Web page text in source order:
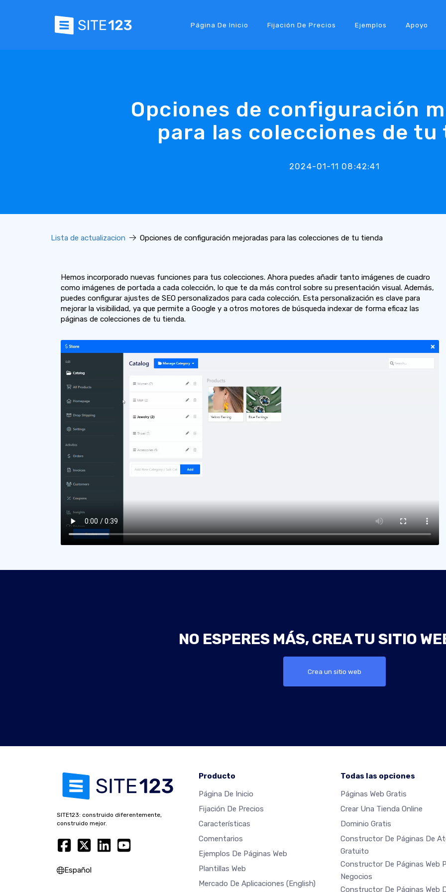
Página De Inicio Fijación De Precios Ejemplos Apoyo
Opciones de configuración
para las colecciones de tu
2024-01-11 08:42:41
Lista de actualizacion Opciones de configuración mejoradas para las colecciones de tu tienda
Hemos incorporado nuevas funciones para tus colecciones. Ahora puedes añadir tanto imágenes de cuadro
como imágenes de portada a cada colección, lo que te da más control sobre su presentación visual. Además,
puedes configurar ajustes de SEO personalizados para cada colección. Esta personalización es clave para
mejorar la visibilidad, ya que permite a Google y a otros motores de búsqueda indexar de forma eficaz las
páginas de colecciones de tu tienda.
NO ESPERES MÁS, CREA TU SITIO
Crea un sitio web
SITE123: construido diferentemente,
construido mejor.
Español
Producto
Página De Inicio
Fijación De Precios
Características
Comentarios
Ejemplos De Páginas Web
Plantillas Web
Mercado De Aplicaciones (English)
Todas las opciones
Páginas Web Gratis
Crear Una Tienda Online
Dominio Gratis
Constructor De Páginas De
Gratuito
Constructor De Páginas Web
Negocios
Constructor De Páginas Web